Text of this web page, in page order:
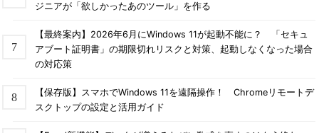
ジニアが「欲しかったあのツール」を作る
【最終案内】2026年6月にWindows 11が起動不能に？ 「セキュ
アブート証明書」の期限切れリスクと対策、起動しなくなった場合
の対応策
【保存版】スマホでWindows 11を遠隔操作！ Chromeリモートデ
スクトップの設定と活用ガイド